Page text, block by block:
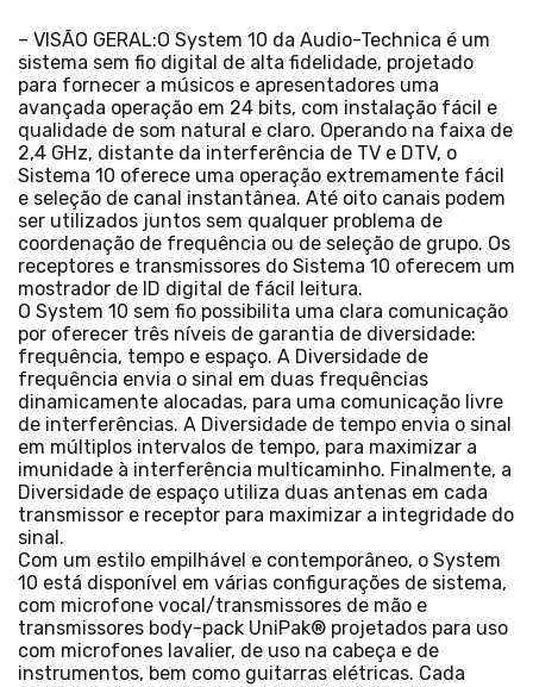
– VISÃO GERAL:O System 10 da Audio-Technica é um
sistema sem fio digital de alta fidelidade, projetado
para fornecer a músicos e apresentadores uma
avançada operação em 24 bits, com instalação fácil e
qualidade de som natural e claro. Operando na faixa de
2,4 GHz, distante da interferência de TV e DTV, o
Sistema 10 oferece uma operação extremamente fácil
e seleção de canal instantânea. Até oito canais podem
ser utilizados juntos sem qualquer problema de
coordenação de frequência ou de seleção de grupo. Os
receptores e transmissores do Sistema 10 oferecem um
mostrador de ID digital de fácil leitura.
O System 10 sem fio possibilita uma clara comunicação
por oferecer três níveis de garantia de diversidade:
frequência, tempo e espaço. A Diversidade de
frequência envia o sinal em duas frequências
dinamicamente alocadas, para uma comunicação livre
de interferências. A Diversidade de tempo envia o sinal
em múltiplos intervalos de tempo, para maximizar a
imunidade à interferência multicaminho. Finalmente, a
Diversidade de espaço utiliza duas antenas em cada
transmissor e receptor para maximizar a integridade do
sinal.
Com um estilo empilhável e contemporâneo, o System
10 está disponível em várias configurações de sistema,
com microfone vocal/transmissores de mão e
transmissores body-pack UniPak® projetados para uso
com microfones lavalier, de uso na cabeça e de
instrumentos, bem como guitarras elétricas. Cada